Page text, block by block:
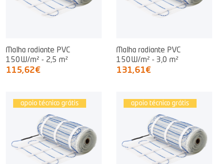
Malha radiante PVC
150W/m² - 2,5 m²
115,62€
Malha radiante PVC
150W/m² - 3,0 m²
131,61€
apoio técnico grátis apoio técnico grátis